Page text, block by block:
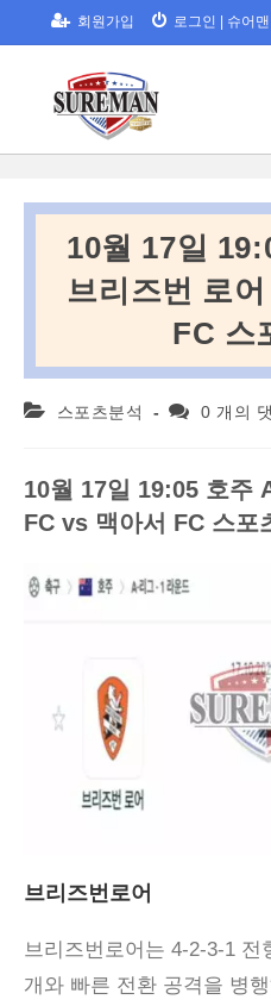
to
회원가입 로그인 슈어
10월 17일
브리즈번 로
FC 스
Post 스포츠분석
Post0 개의
10월 17일 19:05 호주
FC vs 맥아서 FC 스포
브리즈번로어
브리즈번로어는 4-2-3-1
개와 빠른 전환 공격을 병